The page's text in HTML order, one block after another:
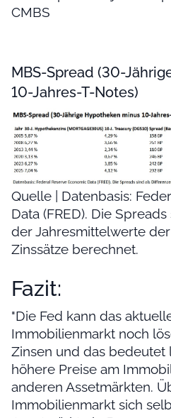
CMBS
MBS-Spread (30-
10-Jahres-T-Notes)
Quelle | Datenbasis:
Data (FRED). Die
der Jahresmittelwerte
Zinssätze berechnet.
Fazit:
"Die Fed kann das
Immobilienmarkt noch
Zinsen und das bedeutet
höhere Preise am
anderen Assetmärkten.
Immobilienmarkt sich